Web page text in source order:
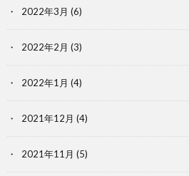
2022年3月 (6)
2022年2月 (3)
2022年1月 (4)
2021年12月 (4)
2021年11月 (5)